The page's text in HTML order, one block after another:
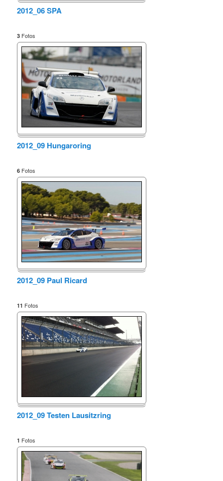
2012_06 SPA
3 Fotos
2012_09 Hungaroring
6 Fotos
2012_09 Paul Ricard
11 Fotos
2012_09 Testen Lausitzring
1 Fotos